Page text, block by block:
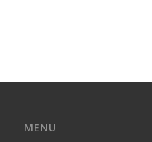
MENU